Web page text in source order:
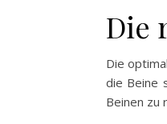
Die
Die
die Beine
Beinen zu